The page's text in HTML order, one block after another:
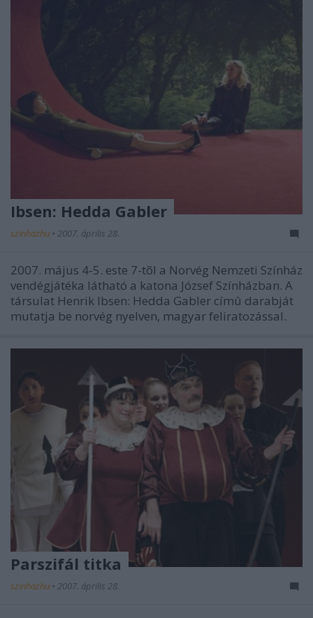
Ibsen: Hedda Gabler
szinhazhu • 2007. április 28.
2007. május 4-5. este 7-tõl a Norvég Nemzeti Színház
vendégjátéka látható a katona József Színházban. A
társulat Henrik Ibsen: Hedda Gabler címû darabját
mutatja be norvég nyelven, magyar feliratozással.
Parszifál titka
szinhazhu • 2007. április 28.